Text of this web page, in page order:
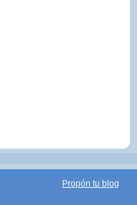
Propón tu blog